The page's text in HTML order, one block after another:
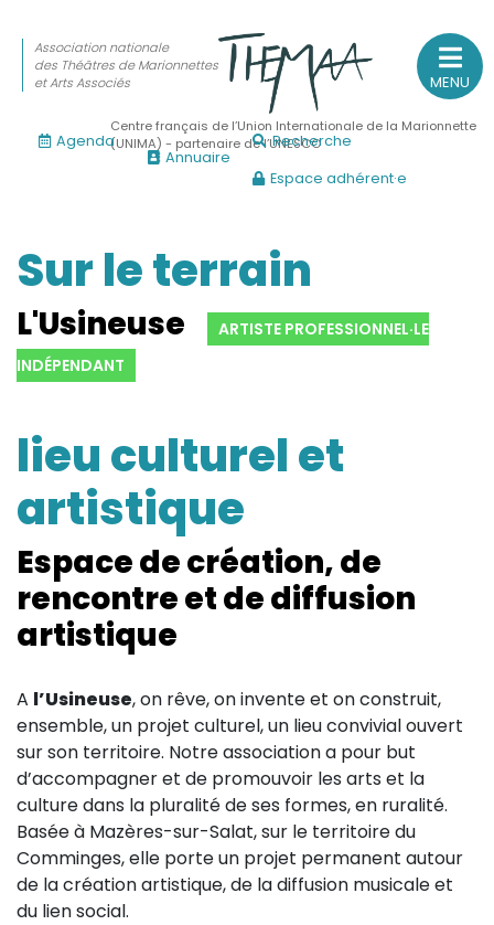
Sur le feu
(Actualités, annonces, vie professionnelle)
Sur le vif
Sur le fond
(Fonctionnement, gouvernance, groupes de travail,
Sur le terrain
(Portraits, actions, collaborations)
Sur l’étagère
(Documents, études, publications)
MENU
Association nationale
des Théâtres de Marionnettes
et Arts Associés
Centre français de l’Union Internationale de la Marionnette
(UNIMA) - partenaire de l’UNESCO
Agenda
Annuaire
Recherche
Espace adhérent·e
Sur le terrain
L'Usineuse
ARTISTE PROFESSIONNEL·LE
INDÉPENDANT
lieu culturel et
artistique
Espace de création, de
rencontre et de diffusion
artistique
A l’Usineuse, on rêve, on invente et on construit,
ensemble, un projet culturel,un lieu convivial ouvert
sur son territoire. Notre association a pour but
d’accompagner et de promouvoir les arts et la
culture dans la pluralité de ses formes, en ruralité.
Basée à Mazères-sur-Salat, sur le territoire du
Comminges, elle porte un projet permanent autour
de la création artistique, de la diffusion musicale et
du lien social.